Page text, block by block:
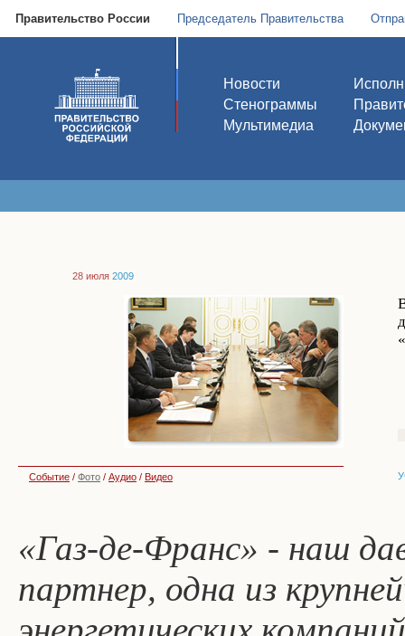
Правительство России Председатель Правительства
Новости
Стенограммы
Мультимедиа
28 июля 2009
Событие / Фото / Аудио / Видео
«Газ-де-Франс» - наш
партнер, одна из